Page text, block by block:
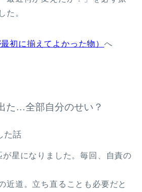
た。
初に揃えてよかった物）へ
た…全部自分のせい？
た話
星になりました。毎回、自責の
近道。立ち直ることも必要だと